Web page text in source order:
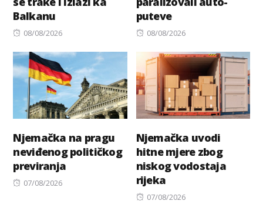
Balkanu
Posted
08/08/2026
puteve
Posted
08/08/2026
Njemačka na pragu
neviđenog političkog
previranja
Posted
07/08/2026
Njemačka uvodi
hitne mjere zbog
niskog vodostaja
rijeka
Posted
07/08/2026